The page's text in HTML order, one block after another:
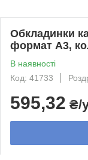
Обкладинки
формат А3,
В наявності
Код: 41733
595,32 ₴/